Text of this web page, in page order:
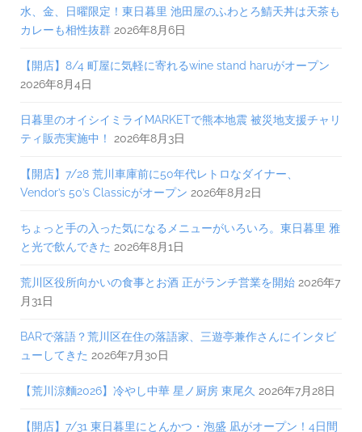
水、金、日曜限定！東日暮里 池田屋のふわとろ鯖天丼は天茶も
カレーも相性抜群 2026年8月6日
【開店】8/4 町屋に気軽に寄れるwine stand haruがオープン
2026年8月4日
日暮里のオイシイミライMARKETで熊本地震 被災地支援チャリ
ティ販売実施中！
2026年8月3日
【開店】7/28 荒川車庫前に50年代レトロなダイナー、
Vendor’s 50’s Classicがオープン 2026年8月2日
ちょっと手の入った気になるメニューがいろいろ。東日暮里 雅
と光で飲んできた 2026年8月1日
荒川区役所向かいの食事とお酒 正がランチ営業を開始 2026年7
月31日
BARで落語？荒川区在住の落語家、三遊亭兼作さんにインタビ
ューしてきた 2026年7月30日
【荒川涼麵2026】冷やし中華 星ノ厨房 東尾久 2026年7月28日
【開店】7/31 東日暮里にとんかつ・泡盛 凪がオープン！4日間